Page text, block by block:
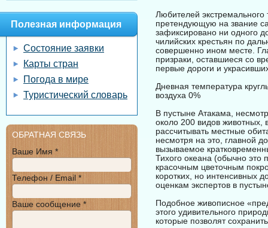
Любителей экстремального
претендующую на звание
зафиксировано ни одного
чилийских крестьян по
совершенно ином месте.
призраки, оставшиеся со
первые дороги и
Дневная температура
воздуха 0%
В пустыне Атакама,
около 200 видов
рассчитывать местные
несмотря на это, главной
вызываемое
Тихого океана (обычно это
красочным цветочным
коротких, но интенсивных
оценкам экспертов в
Подобное живописное
этого удивительного
которые позволят
Полезная информация
Состояние заявки
Карты стран
Погода в мире
Туристический словарь
ОБРАТНАЯ СВЯЗЬ
Ваше Имя *
Телефон / Email *
Ваше сообщение *